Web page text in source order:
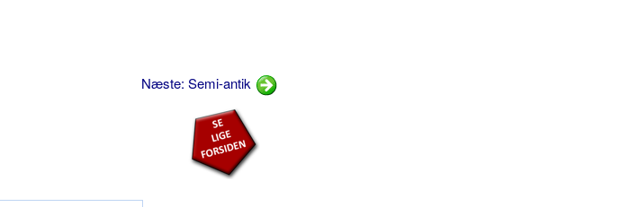
Næste: Semi-antik